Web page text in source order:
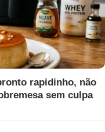
rapidinho, não
sem culpa